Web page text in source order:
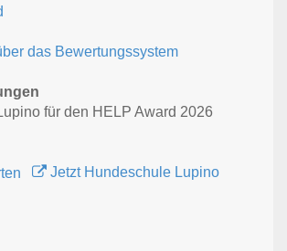
das Bewertungssystem
für den HELP Award 2026
Jetzt Hundeschule Lupino